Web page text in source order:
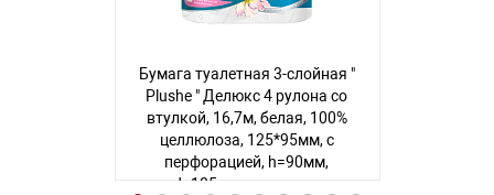
Бумага туалетная 3-слойная "
Plushe " Делюкс 4 рулона со
втулкой, 16,7м, белая, 100%
целлюлоза, 125*95мм, с
перфорацией, h=90мм,
d=105мм, с принтом